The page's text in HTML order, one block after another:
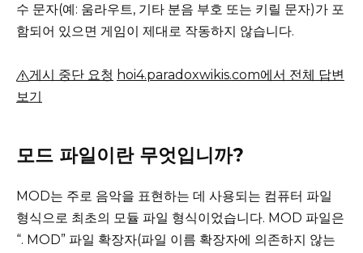
수 문자(예: 움라우트, 기타 분음 부호 또는 키릴 문자)가 포
함되어 있으면 게임이 제대로 작동하지 않습니다.
게시 중단 요청 hoi4.paradoxwikis.com에서 전체 답변
보기
모드 파일이란 무엇입니까?
MOD는 주로 음악을 표현하는 데 사용되는 컴퓨터 파일
형식으로 최초의 모듈 파일 형식이었습니다. MOD 파일은
“. MOD” 파일 확장자(파일 이름 확장자에 의존하지 않는